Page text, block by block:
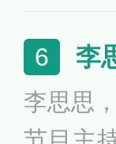
经纬曾
奖、
国广电
6 李
李思思